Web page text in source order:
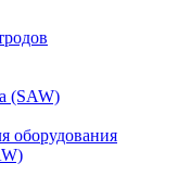
(SAW)
оборудования